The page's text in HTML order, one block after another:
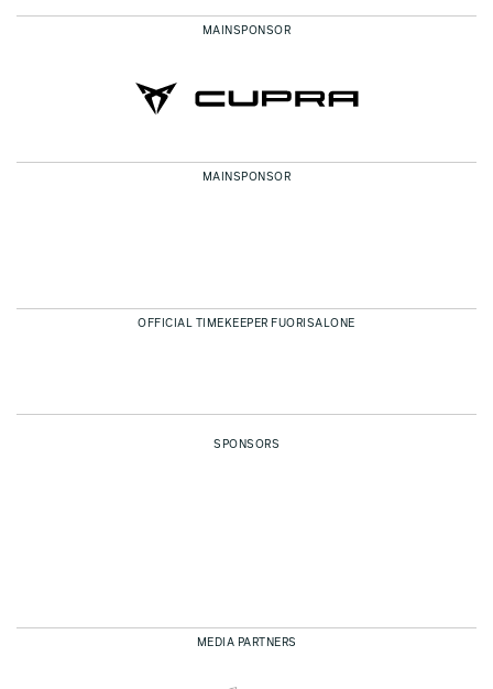
MAINSPONSOR
MAINSPONSOR
OFFICIAL TIMEKEEPER FUORISALONE
SPONSORS
MEDIA PARTNERS